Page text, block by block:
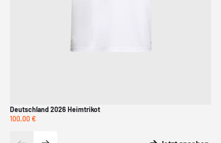
Deutschland 2026 Heimtrikot
100,00 €